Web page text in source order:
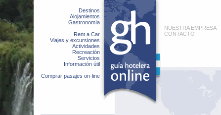
Destinos
Alojamientos
Gastronomía
Rent a Car
Viajes y excursiones
Actividades
Recreación
Servicios
Información útil
Comprar pasajes on-line
NUESTRA EMPRESA
CONTACTO